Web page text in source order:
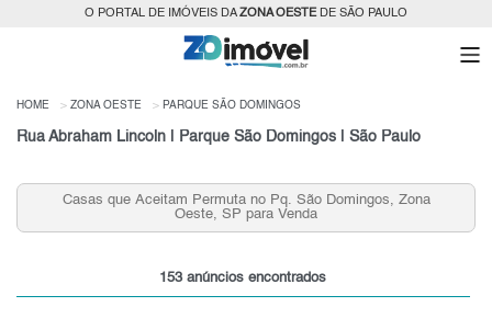
O PORTAL DE IMÓVEIS DAZONA OESTEDE SÃO PAULO
HOME ZONA OESTE PARQUE SÃO DOMINGOS
Rua Abraham Lincoln | Parque São Domingos | São Paulo
Casas que Aceitam Permuta no Pq. São Domingos, Zona
Oeste, SP para Venda
153 anúncios encontrados